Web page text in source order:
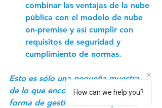
combinar las ventajas de la nube
pública con el modelo de nube
on-premise y así cumplir con
requisitos de seguridad y
cumplimiento de normas.
Esto es sólo una pequeña muestra
de lo que encontré sobre esta nueva
forma de gestionar datos que ofrece
How can we help you?